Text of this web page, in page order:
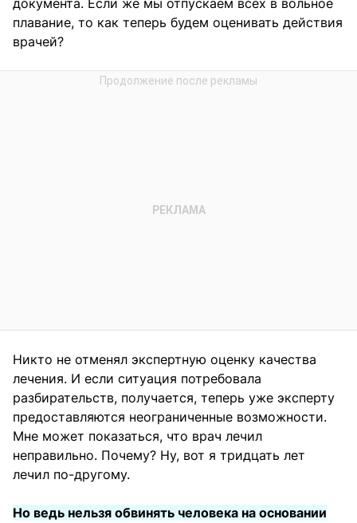
документа. Если же мы отпускаем всех в вольное
плавание, то как теперь будем оценивать действия
врачей?
Никто не отменял экспертную оценку качества
лечения. И если ситуация потребовала
разбирательств, получается, теперь уже эксперту
предоставляются неограниченные возможности.
Мне может показаться, что врач лечил
неправильно. Почему? Ну, вот я тридцать лет
лечил по-другому.
Но ведь нельзя обвинять человека на основании